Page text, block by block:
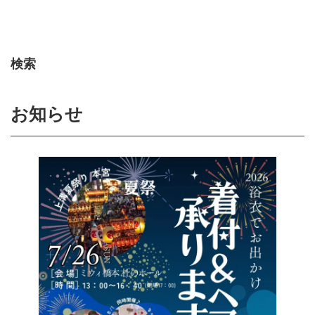
検索
お知らせ